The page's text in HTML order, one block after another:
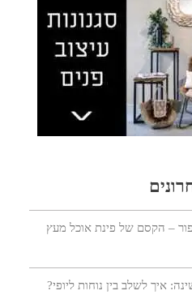
– הקסם של פינת אוכל מעץ
איך לשלב בין נוחות ליופי?